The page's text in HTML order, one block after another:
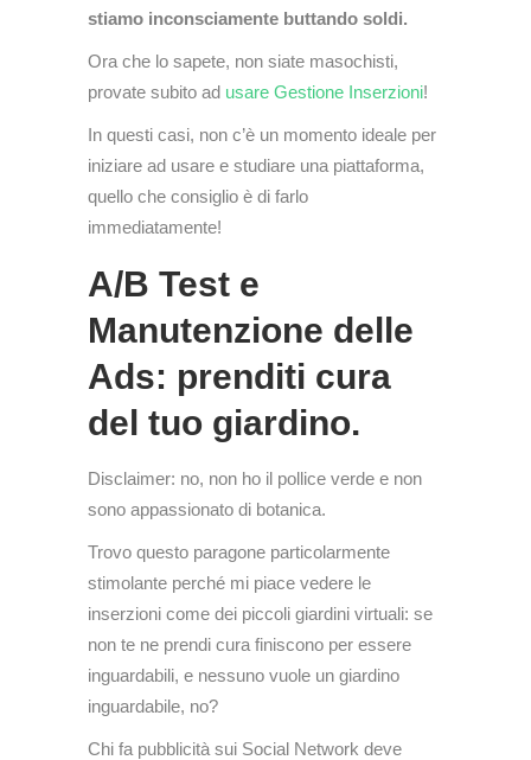
stiamo inconsciamente buttando soldi.
Ora che lo sapete, non siate masochisti,
provate subito ad usare Gestione Inserzioni!
In questi casi, non c’è un momento ideale per
iniziare ad usare e studiare una piattaforma,
quello che consiglio è di farlo
immediatamente!
A/B Test e
Manutenzione delle
Ads: prenditi cura
del tuo giardino.
Disclaimer: no, non ho il pollice verde e non
sono appassionato di botanica.
Trovo questo paragone particolarmente
stimolante perché mi piace vedere le
inserzioni come dei piccoli giardini virtuali: se
non te ne prendi cura finiscono per essere
inguardabili, e nessuno vuole un giardino
inguardabile, no?
Chi fa pubblicità sui Social Network deve